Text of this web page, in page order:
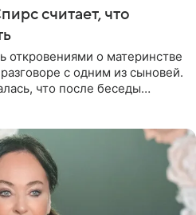
считает, что
откровениями о материнстве
с одним из сыновей.
что после беседы